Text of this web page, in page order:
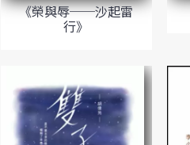
《榮與辱──沙起雷
行》